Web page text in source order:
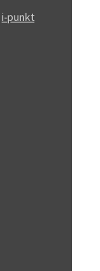
i-punkt